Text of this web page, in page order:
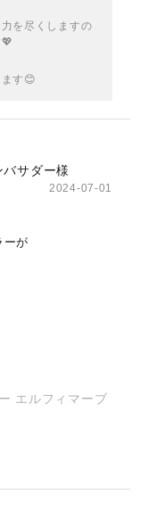
を尽くしますの
す😊
バサダー様
2024-07-01
ーが
エルフィマーブ